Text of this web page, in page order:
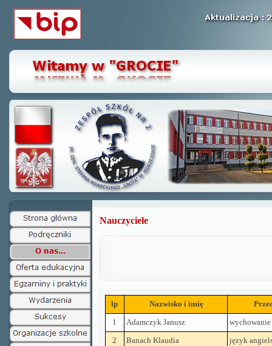
Nauczyciele
lp Nazwisko i imię
1
Adamczyk Janusz
2
Banach Klaudia język